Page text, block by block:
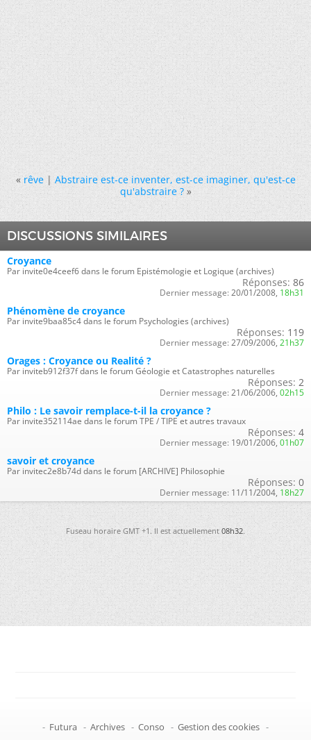
« rêve|Abstraire est-ce inventer, est-ce imaginer, qu'est-ce
qu'abstraire ? »
DISCUSSIONS SIMILAIRES
Croyance
Par invite0e4ceef6 dans le forum Epistémologie et Logique (archives)
Réponses: 86
Dernier message: 20/01/2008, 18h31
Phénomène de croyance
Par invite9baa85c4 dans le forum Psychologies (archives)
Réponses: 119
Dernier message: 27/09/2006, 21h37
Orages : Croyance ou Realité ?
Par inviteb912f37f dans le forum Géologie et Catastrophes naturelles
Réponses: 2
Dernier message: 21/06/2006, 02h15
Philo : Le savoir remplace-t-il la croyance ?
Par invite352114ae dans le forum TPE / TIPE et autres travaux
Réponses: 4
Dernier message: 19/01/2006, 01h07
savoir et croyance
Par invitec2e8b74d dans le forum [ARCHIVE] Philosophie
Réponses: 0
Dernier message: 11/11/2004, 18h27
Fuseau horaire GMT +1. Il est actuellement08h32.
- Futura - Archives - Conso - Gestion des cookies -